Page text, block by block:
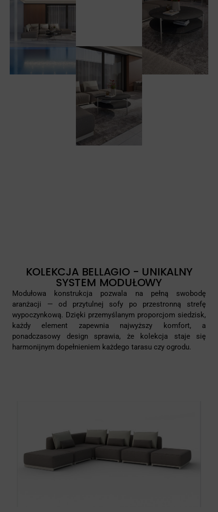
KOLEKCJA BELLAGIO - UNIKALNY
SYSTEM MODUŁOWY
Modułowa konstrukcja pozwala na pełną swobodę
aranżacji — od przytulnej sofy po przestronną strefę
wypoczynkową. Dzięki przemyślanym proporcjom siedzisk,
każdy element zapewnia najwyższy komfort, a
ponadczasowy design sprawia, że kolekcja staje się
harmonijnym dopełnieniem każdego tarasu czy ogrodu.